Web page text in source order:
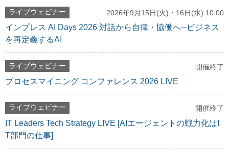
ライブウェビナー 2026年9月15日(火)・16日(水) 10:00
インプレス AI Days 2026 対話から自律・協働へ─ビジネス
を再定義するAI
ライブウェビナー 開催終了
プロセスマイニング コンファレンス 2026 LIVE
ライブウェビナー 開催終了
IT Leaders Tech Strategy LIVE [AIエージェントの戦力化はI
T部門の仕事]